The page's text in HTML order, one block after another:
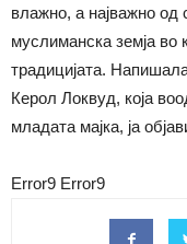
влажно, а најважно од
муслиманска земја во
традицијата.
Керол Локвуд, која
младата мајка, ја
Error9 Error9